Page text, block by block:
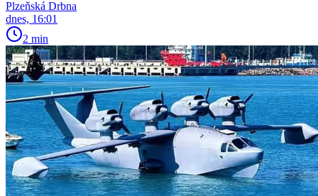
Plzeňská Drbna
dnes, 16:01
2 min